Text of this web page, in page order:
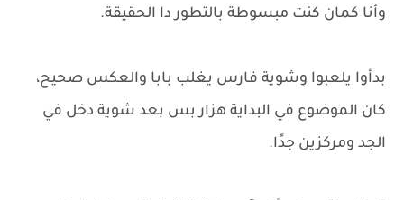
وأنا كمان كنت مبسوطة بالتطور دا الحقيقة.
بدأوا يلعبوا وشوية فارس يغلب بابا والعكس صحيح،
كان الموضوع في البداية هزار بس بعد شوية دخل في
الجد ومركزين جدًا.